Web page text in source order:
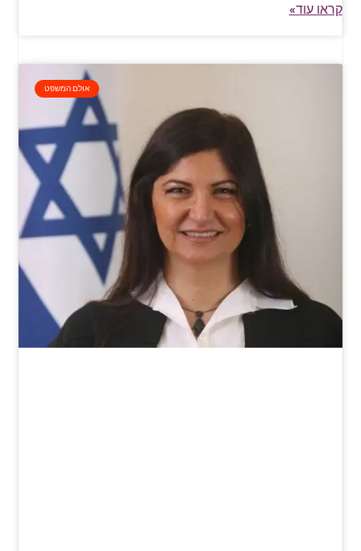
קראו עוד»
אולם המשפט